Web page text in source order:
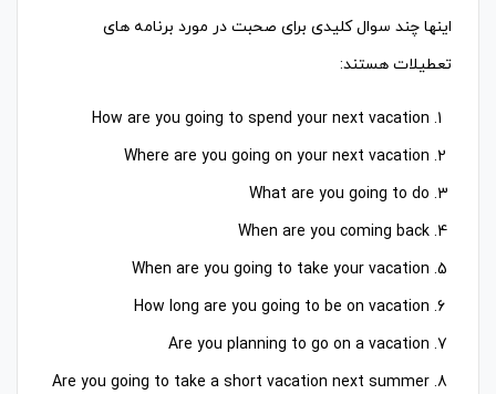
اینها چند سوال کلیدی برای صحبت در مورد برنامه های
تعطیلات هستند:
How are you going to spend your next vacation
Where are you going on your next vacation
What are you going to do
When are you coming back
When are you going to take your vacation
How long are you going to be on vacation
Are you planning to go on a vacation
Are you going to take a short vacation next summer